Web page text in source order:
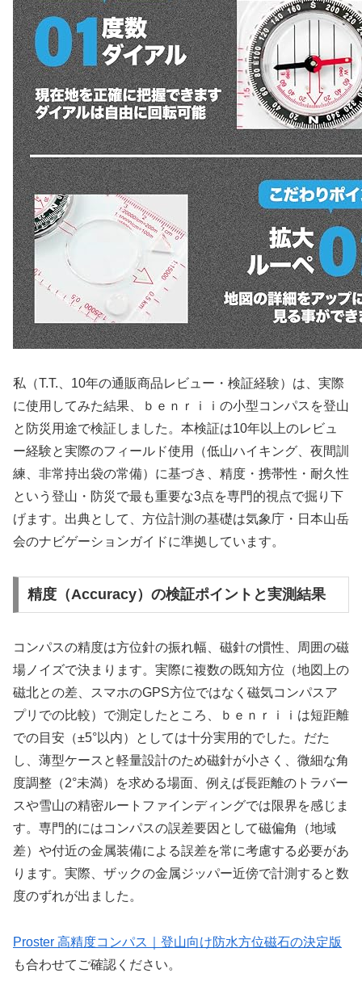
私（T.T.、10年の通販商品レビュー・検証経験）は、実際
に使用してみた結果、ｂｅｎｒｉｉの小型コンパスを登山
と防災用途で検証しました。本検証は10年以上のレビュ
ー経験と実際のフィールド使用（低山ハイキング、夜間訓
練、非常持出袋の常備）に基づき、精度・携帯性・耐久性
という登山・防災で最も重要な3点を専門的視点で掘り下
げます。出典として、方位計測の基礎は気象庁・日本山岳
会のナビゲーションガイドに準拠しています。
精度（Accuracy）の検証ポイントと実測結果
コンパスの精度は方位針の振れ幅、磁針の慣性、周囲の磁
場ノイズで決まります。実際に複数の既知方位（地図上の
磁北との差、スマホのGPS方位ではなく磁気コンパスア
プリでの比較）で測定したところ、ｂｅｎｒｉｉは短距離
での目安（±5°以内）としては十分実用的でした。だた
し、薄型ケースと軽量設計のため磁針が小さく、微細な角
度調整（2°未満）を求める場面、例えば長距離のトラバー
スや雪山の精密ルートファインディングでは限界を感じま
す。専門的にはコンパスの誤差要因として磁偏角（地域
差）や付近の金属装備による誤差を常に考慮する必要があ
ります。実際、ザックの金属ジッパー近傍で計測すると数
度のずれが出ました。
Proster 高精度コンパス｜登山向け防水方位磁石の決定版
も合わせてご確認ください。